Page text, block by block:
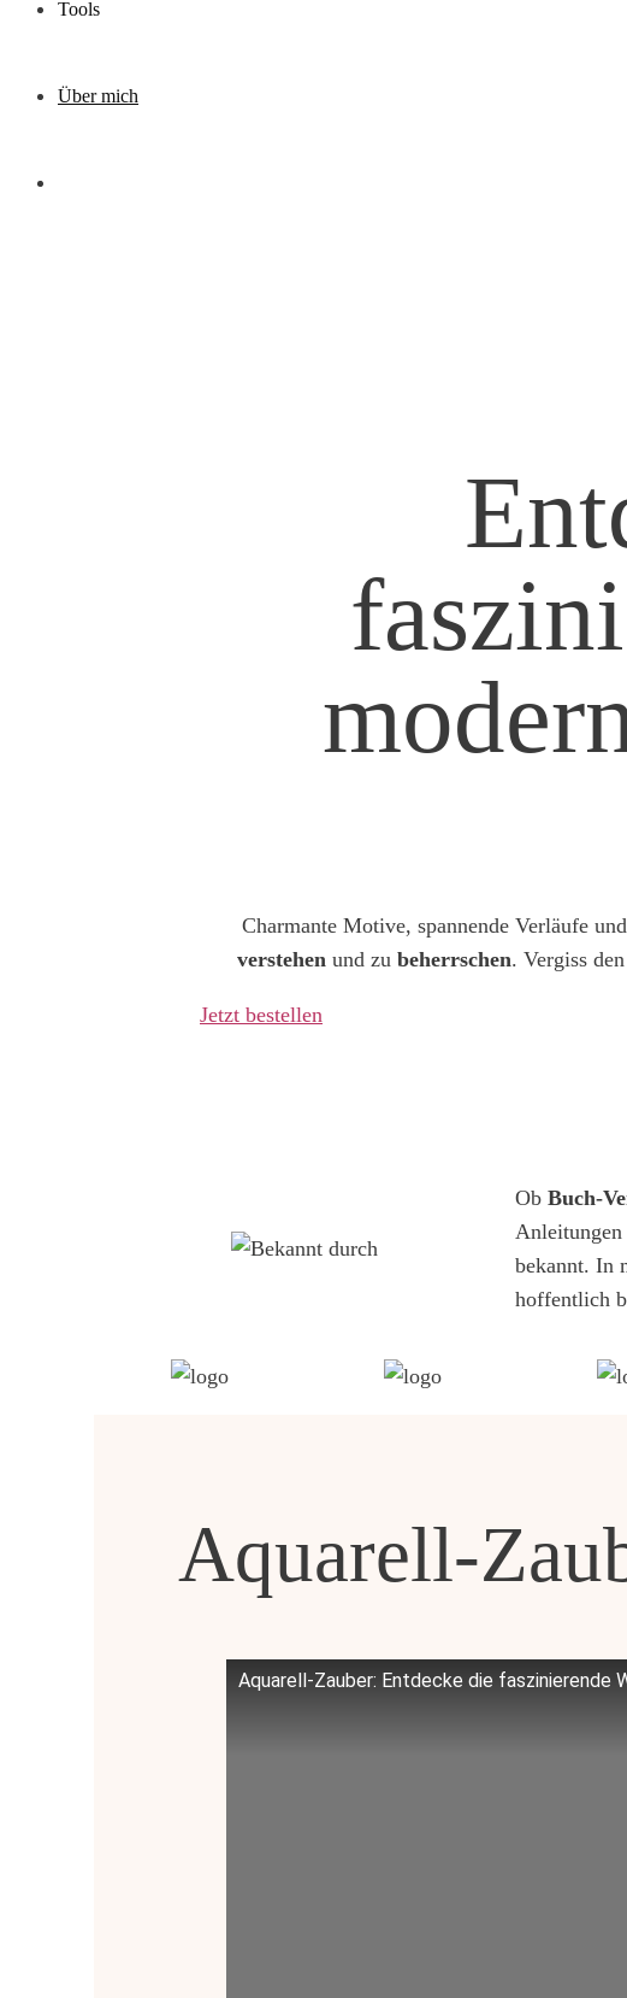
Tools
Über mich
Charmante Motive, spannende Verläufe
verstehen und zu beherrschen. Vergiss
Jetzt bestellen
Ob Buch-
Anleitungen
bekannt. In
hoffentlich
Aquarell-
Aquarell-Zauber: Entdecke die faszinierende